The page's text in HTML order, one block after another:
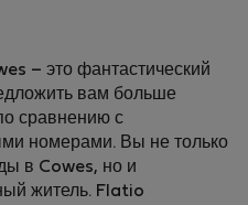
– это фантастический
вам больше
сравнению с
номерами. Вы не только
в Cowes, но и
житель. Flatio